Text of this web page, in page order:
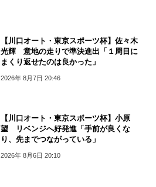
【川口オート・東京スポーツ杯】佐々木
光輝 意地の走りで準決進出「１周目に
まくり返せたのは良かった」
2026年 8月7日 20:46
【川口オート・東京スポーツ杯】小原
望 リベンジへ好発進「手前が良くな
り、先までつながっている」
2026年 8月6日 20:10